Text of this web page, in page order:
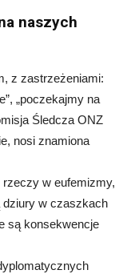
naszych
z zastrzeżeniami:
„poczekajmy na
Śledcza ONZ
nosi znamiona
w eufemizmy,
dziury w czaszkach
są konsekwencje